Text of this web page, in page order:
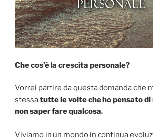
Che cos’è la crescita personale?
Vorrei partire da questa domanda che
stessatutte le volte che ho pensato di
non saper fare qualcosa.
Viviamo in un mondo in continua